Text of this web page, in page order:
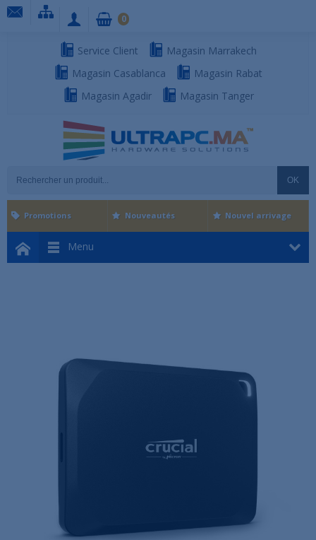
Service Client
Magasin Marrakech
Magasin Casablanca
Magasin Rabat
Magasin Agadir
Magasin Tanger
OK
0
Menu
Promotions Nouveautés Nouvel arrivage